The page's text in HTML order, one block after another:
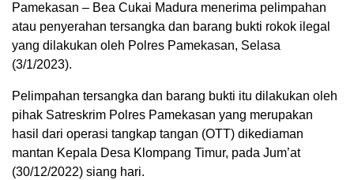
Pamekasan – Bea Cukai Madura menerima pelimpahan
atau penyerahan tersangka dan barang bukti rokok ilegal
yang dilakukan oleh Polres Pamekasan, Selasa
(3/1/2023).
Pelimpahan tersangka dan barang bukti itu dilakukan oleh
pihak Satreskrim Polres Pamekasan yang merupakan
hasil dari operasi tangkap tangan (OTT) dikediaman
mantan Kepala Desa Klompang Timur, pada Jum’at
(30/12/2022) siang hari.